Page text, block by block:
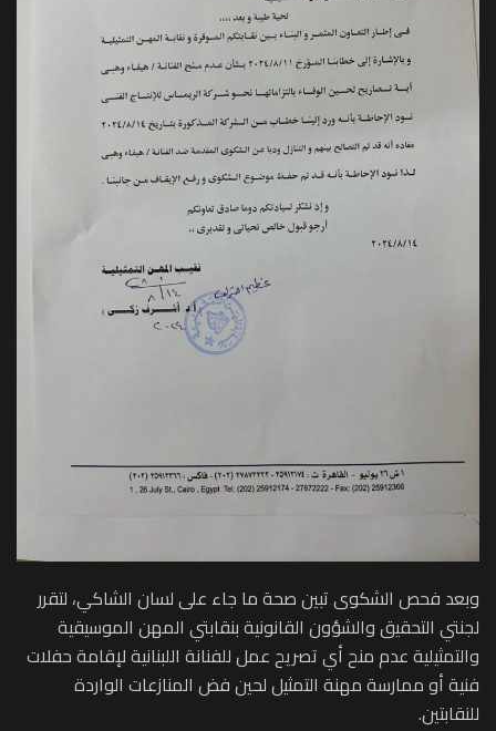
وبعد فحص الشكوى تبين صحة ما جاء على لسان الشاكي، لتقرر
لجنتي التحقيق والشؤون القانونية بنقابتي المهن الموسيقية
والتمثيلية عدم منح أي تصريح عمل للفنانة اللبنانية لإقامة حفلات
فنية أو ممارسة مهنة التمثيل لحين فض المنازعات الواردة
للنقابتين.